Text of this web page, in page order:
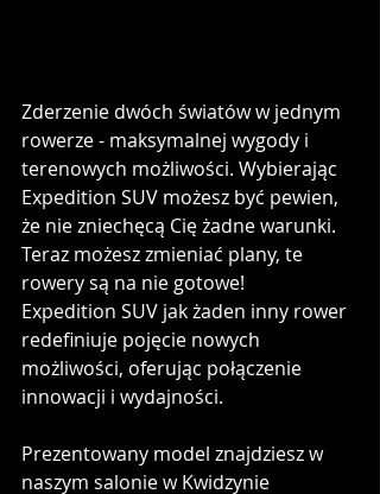
Zderzenie dwóch światów w jednym
rowerze - maksymalnej wygody i
terenowych możliwości. Wybierając
Expedition SUV możesz być pewien,
że nie zniechęcą Cię żadne warunki.
Teraz możesz zmieniać plany, te
rowery są na nie gotowe!
Expedition SUV jak żaden inny rower
redefiniuje pojęcie nowych
możliwości, oferując połączenie
innowacji i wydajności.
Prezentowany model znajdziesz w
naszym salonie w Kwidzynie